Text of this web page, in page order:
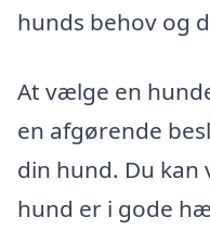
hunds behov og
At vælge en
en afgørende
din hund. Du
hund er i gode